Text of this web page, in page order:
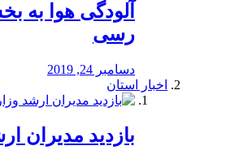
آلودگی هوا به
رسی
دسامبر 24, 2019
اخبار استان
بازدید مدیران